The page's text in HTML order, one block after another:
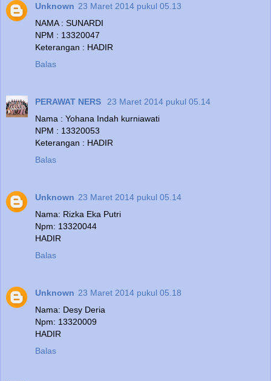
Unknown 23 Maret 2014 pukul 05.13
NAMA : SUNARDI
NPM : 13320047
Keterangan : HADIR
Balas
PERAWAT NERS
23 Maret 2014 pukul 05.14
Nama : Yohana Indah kurniawati
NPM : 13320053
Keterangan : HADIR
Balas
Unknown 23 Maret 2014 pukul 05.14
Nama: Rizka Eka Putri
Npm: 13320044
HADIR
Balas
Unknown 23 Maret 2014 pukul 05.18
Nama: Desy Deria
Npm: 13320009
HADIR
Balas